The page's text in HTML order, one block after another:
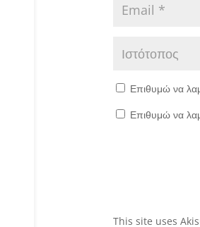
Επιθυμώ να
Επιθυμώ να
This site uses